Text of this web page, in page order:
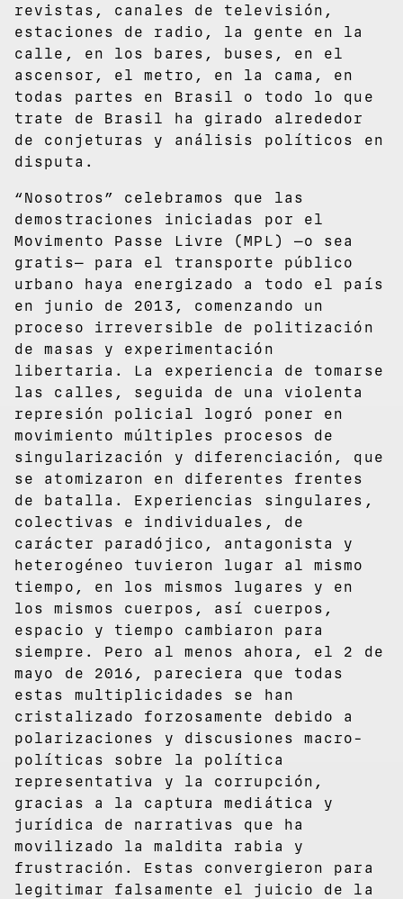
revistas, canales de televisión,
estaciones de radio, la gente en la
calle, en los bares, buses, en el
ascensor, el metro, en la cama, en
todas partes en Brasil o todo lo que
trate de Brasil ha girado alrededor
de conjeturas y análisis políticos en
disputa.
“Nosotros” celebramos que las
demostraciones iniciadas por el
Movimento Passe Livre (MPL) —o sea
gratis— para el transporte público
urbano haya energizado a todo el país
en junio de 2013, comenzando un
proceso irreversible de politización
de masas y experimentación
libertaria. La experiencia de tomarse
las calles, seguida de una violenta
represión policial logró poner en
movimiento múltiples procesos de
singularización y diferenciación, que
se atomizaron en diferentes frentes
de batalla. Experiencias singulares,
colectivas e individuales, de
carácter paradójico, antagonista y
heterogéneo tuvieron lugar al mismo
tiempo, en los mismos lugares y en
los mismos cuerpos, así cuerpos,
espacio y tiempo cambiaron para
siempre. Pero al menos ahora, el 2 de
mayo de 2016, pareciera que todas
estas multiplicidades se han
cristalizado forzosamente debido a
polarizaciones y discusiones macro-
políticas sobre la política
representativa y la corrupción,
gracias a la captura mediática y
jurídica de narrativas que ha
movilizado la maldita rabia y
frustración. Estas convergieron para
legitimar falsamente el juicio de la